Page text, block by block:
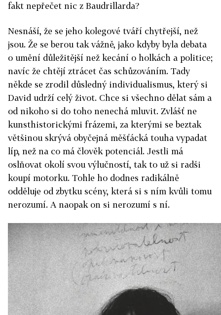
fakt nepřečet nic z Baudrillarda?
Nesnáší, že se jeho kolegové tváří chytřejší, než
jsou. Že se berou tak vážně, jako kdyby byla debata
o umění důležitější než kecání o holkách a politice;
navíc že chtějí ztrácet čas schůzováním. Tady
někde se zrodil důsledný individualismus, který si
David udrží celý život. Chce si všechno dělat sám a
od nikoho si do toho nenechá mluvit. Zvlášť ne
kunsthistorickými frázemi, za kterými se beztak
většinou skrývá obyčejná měšťácká touha vypadat
líp, než na co má člověk potenciál. Jestli má
oslňovat okolí svou výlučností, tak to už si radši
koupí motorku. Tohle ho dodnes radikálně
odděluje od zbytku scény, která si s ním kvůli tomu
nerozumí. A naopak on si nerozumí s ní.